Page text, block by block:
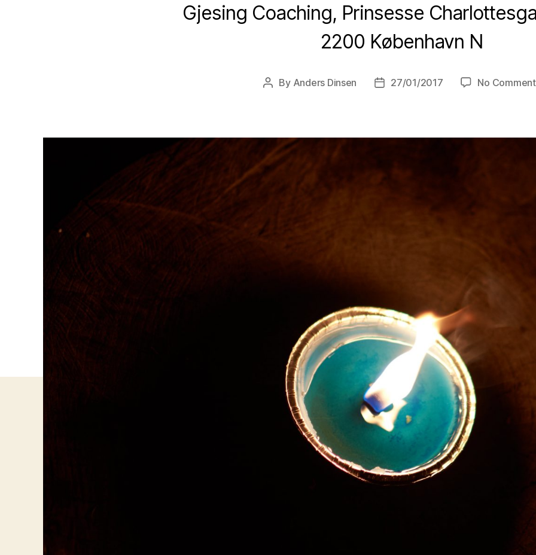
Gjesing Coaching, Prinsesse
2200 København N
Post
By Anders Dinsen
Post27/01/2017 No